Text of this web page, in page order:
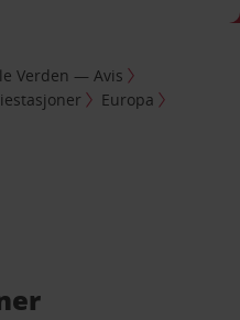
Verden — Avis
Europa